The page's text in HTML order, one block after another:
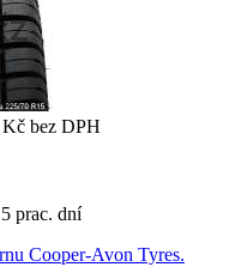
Kč bez DPH
prac. dní
Cooper-Avon Tyres.